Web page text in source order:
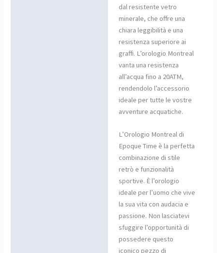
dal resistente vetro
minerale, che offre una
chiara leggibilità e una
resistenza superiore ai
graffi. L’orologio Montreal
vanta una resistenza
all’acqua fino a 20ATM,
rendendolo l’accessorio
ideale per tutte le vostre
avventure acquatiche.
L’Orologio Montreal di
Epoque Time è la perfetta
combinazione di stile
retrò e funzionalità
sportive. È l’orologio
ideale per l’uomo che vive
la sua vita con audacia e
passione. Non lasciatevi
sfuggire l’opportunità di
possedere questo
iconico pezzo di